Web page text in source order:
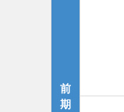
前
期